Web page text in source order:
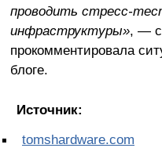
проводить стресс-
инфраструктуры», — с
прокомментировала
блоге.
Источник:
tomshardware.com